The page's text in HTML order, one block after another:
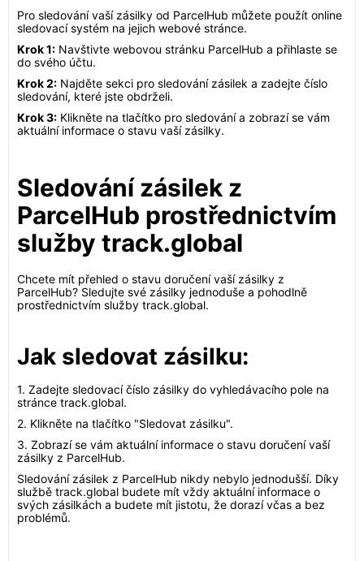
Pro sledování vaší zásilky od ParcelHub můžete použít online
sledovací systém na jejich webové stránce.
Krok 1: Navštivte webovou stránku ParcelHub a přihlaste se
do svého účtu.
Krok 2: Najděte sekci pro sledování zásilek a zadejte číslo
sledování, které jste obdrželi.
Krok 3: Klikněte na tlačítko pro sledování a zobrazí se vám
aktuální informace o stavu vaší zásilky.
Sledování zásilek z
ParcelHub prostřednictvím
služby track.global
Chcete mít přehled o stavu doručení vaší zásilky z
ParcelHub? Sledujte své zásilky jednoduše a pohodlně
prostřednictvím služby track.global.
Jak sledovat zásilku:
1. Zadejte sledovací číslo zásilky do vyhledávacího pole na
stránce track.global.
2. Klikněte na tlačítko "Sledovat zásilku".
3. Zobrazí se vám aktuální informace o stavu doručení vaší
zásilky z ParcelHub.
Sledování zásilek z ParcelHub nikdy nebylo jednodušší. Díky
službě track.global budete mít vždy aktuální informace o
svých zásilkách a budete mít jistotu, že dorazí včas a bez
problémů.